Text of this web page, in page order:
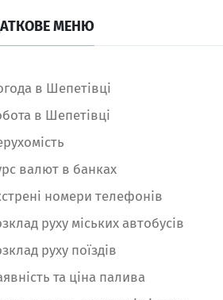
МЕНЮ
в Шепетівці
в Шепетівці
валют в банках
номери телефонів
руху міських автобусів
руху поїздів
та ціна палива